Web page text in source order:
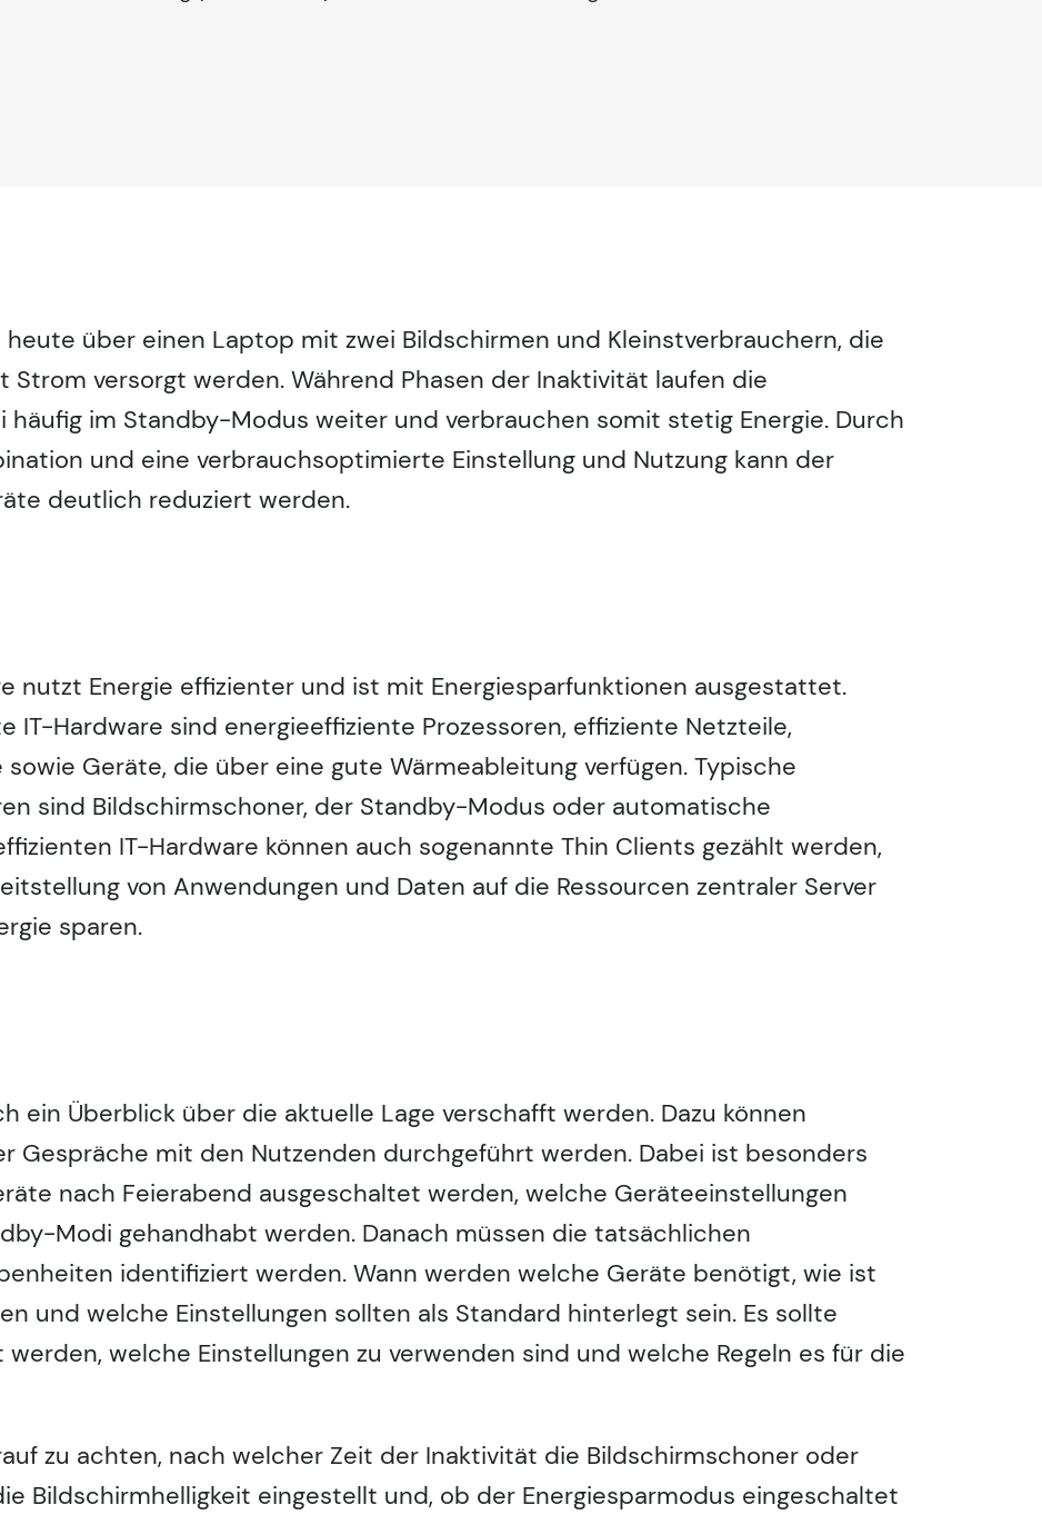
über einen Laptop mit zwei Bildschirmen und Kleinstverbrauchern, die
versorgt werden. Während Phasen der Inaktivität laufen die
im Standby-Modus weiter und verbrauchen somit stetig Energie. Durch
und eine verbrauchsoptimierte Einstellung und Nutzung kann der
deutlich reduziert werden.
nutzt Energie effizienter und ist mit Energiesparfunktionen ausgestattet.
IT-Hardware sind energieeffiziente Prozessoren, effiziente Netzteile,
Geräte, die über eine gute Wärmeableitung verfügen. Typische
sind Bildschirmschoner, der Standby-Modus oder automatische
IT-Hardware können auch sogenannte Thin Clients gezählt werden,
von Anwendungen und Daten auf die Ressourcen zentraler Server
sparen.
ein Überblick über die aktuelle Lage verschafft werden. Dazu können
Gespräche mit den Nutzenden durchgeführt werden. Dabei ist besonders
nach Feierabend ausgeschaltet werden, welche Geräteeinstellungen
Modi gehandhabt werden. Danach müssen die tatsächlichen
identifiziert werden. Wann werden welche Geräte benötigt, wie ist
und welche Einstellungen sollten als Standard hinterlegt sein. Es sollte
welche Einstellungen zu verwenden sind und welche Regeln es für die
zu achten, nach welcher Zeit der Inaktivität die Bildschirmschoner oder
Bildschirmhelligkeit eingestellt und, ob der Energiesparmodus eingeschaltet